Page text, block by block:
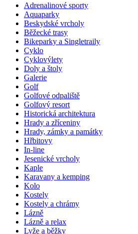
Adrenalinové sporty
Aquaparky
Beskydské vrcholy
Běžecké trasy
Bikeparky a Singletraily
Cyklo
Cyklovýlety
Doly a štoly
Galerie
Golf
Golfové odpaliště
Golfový resort
Historická architektura
Hrady a zříceniny
Hrady, zámky a památky
Hřbitovy
In-line
Jesenické vrcholy
Kaple
Karavany a kemping
Kolo
Kostely
Kostely a chrámy
Lázně
Lázně a relax
Lyže a běžky